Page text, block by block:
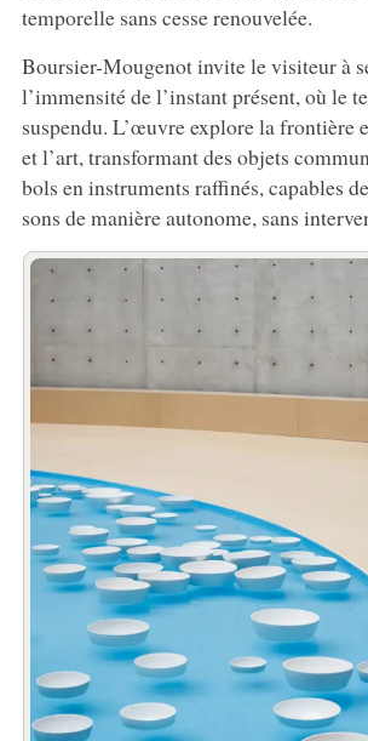
temporelle sans cesse renouvelée.
Boursier-Mougenot invite le visiteur à
l’immensité de l’instant présent, où le
suspendu. L’œuvre explore la frontière
et l’art, transformant des objets
bols en instruments raffinés, capables
sons de manière autonome, sans